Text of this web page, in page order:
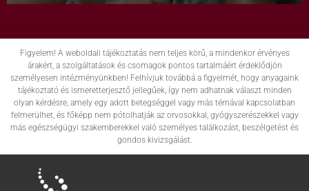
Figyelem! A weboldali tájékoztatás nem teljes körű, a mindenkor érvényes
árakért, a szolgáltatások és csomagok pontos tartalmáért érdeklődjön
személyesen intézményünkben! Felhívjuk továbbá a figyelmét, hogy anyagaink
tájékoztató és ismeretterjesztő jellegűek, így nem adhatnak választ minden
olyan kérdésre, amely egy adott betegséggel vagy más témával kapcsolatban
felmerülhet, és főképp nem pótolhatják az orvosokkal, gyógyszerészekkel vagy
más egészségügyi szakemberekkel való személyes találkozást, beszélgetést és
gondos kivizsgálást.